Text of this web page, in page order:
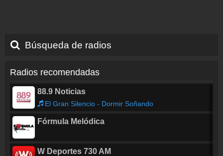
Búsqueda de radios
Radios recomendadas
88.9 Noticias
El Gran Silencio - Dormir Soñando
Fórmula Melódica
W Deportes 730 AM